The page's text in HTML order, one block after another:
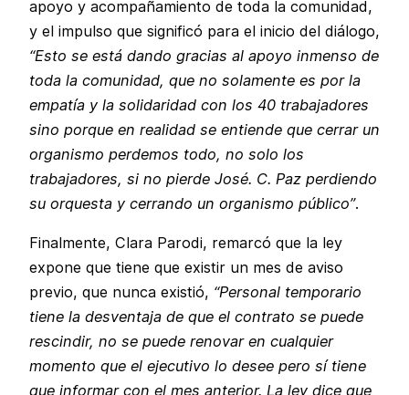
apoyo y acompañamiento de toda la comunidad,
y el impulso que significó para el inicio del diálogo,
“Esto se está dando gracias al apoyo inmenso de
toda la comunidad, que no solamente es por la
empatía y la solidaridad con los 40 trabajadores
sino porque en realidad se entiende que cerrar un
organismo perdemos todo, no solo los
trabajadores, si no pierde José. C. Paz perdiendo
su orquesta y cerrando un organismo público”.
Finalmente, Clara Parodi, remarcó que la ley
expone que tiene que existir un mes de aviso
previo, que nunca existió, “Personal temporario
tiene la desventaja de que el contrato se puede
rescindir, no se puede renovar en cualquier
momento que el ejecutivo lo desee pero sí tiene
que informar con el mes anterior. La ley dice que